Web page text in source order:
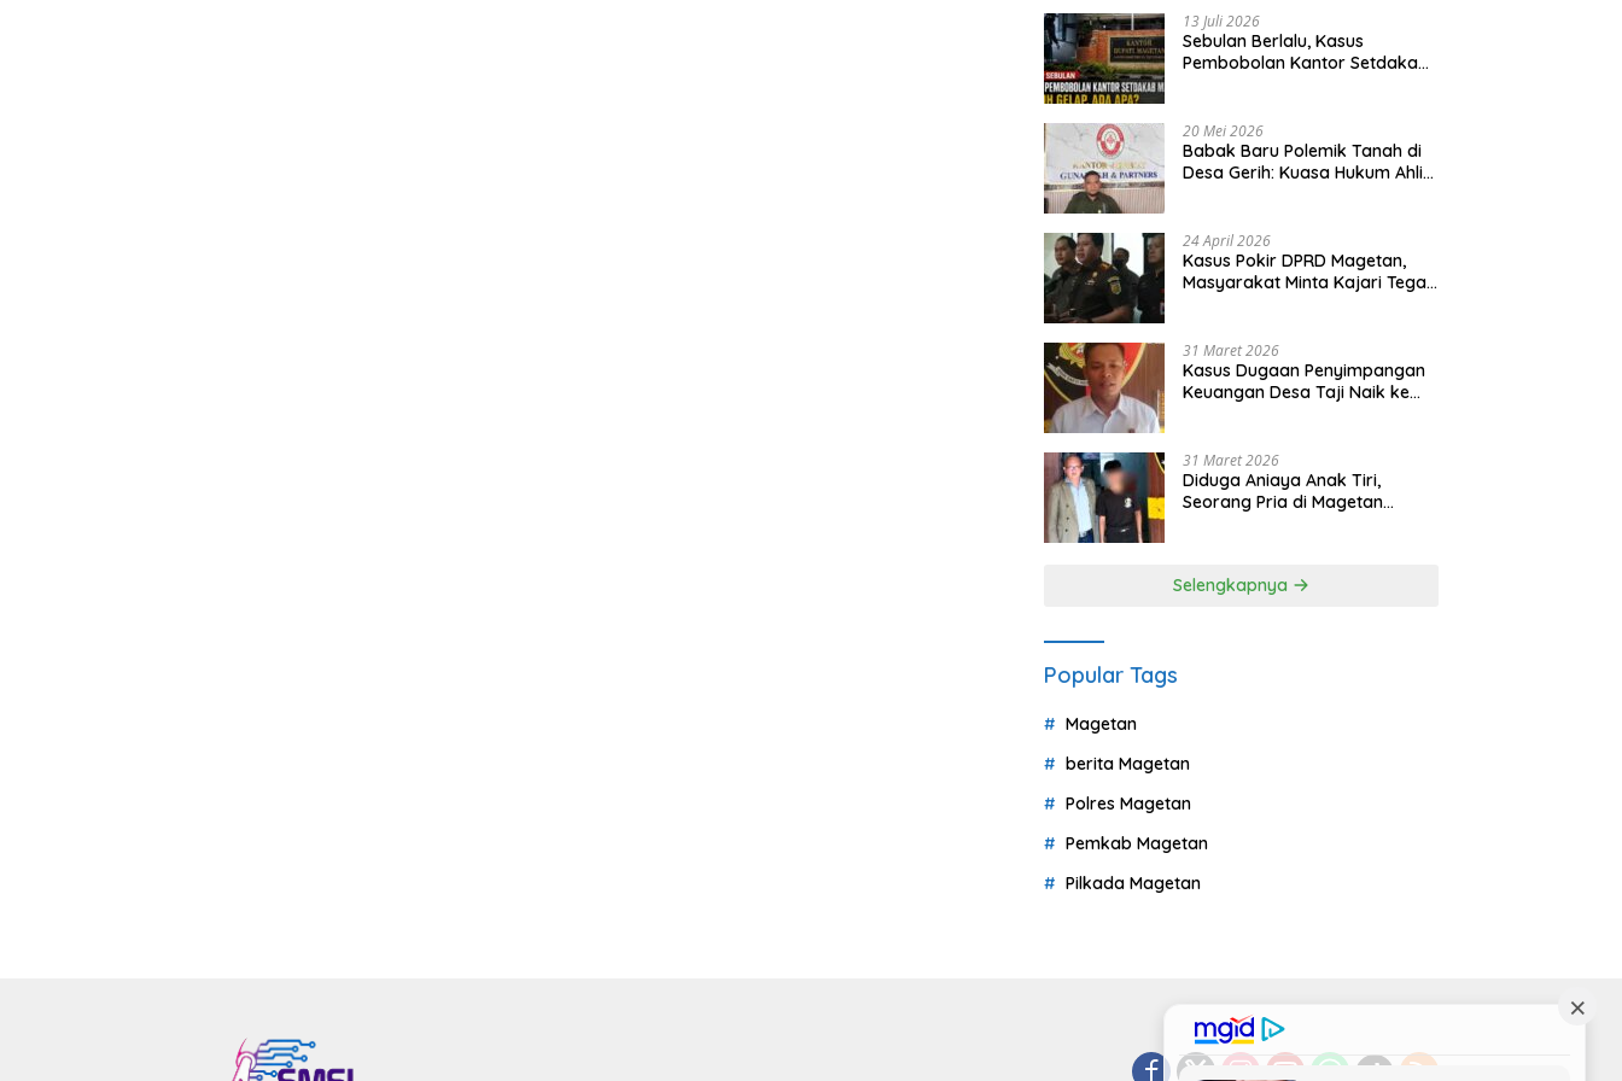
13 Juli 2026
Sebulan Berlalu, Kasus
Pembobolan Kantor Setdakab
20 Mei 2026
Babak Baru Polemik Tanah di
Desa Gerih: Kuasa Hukum Ahli
24 April 2026
Kasus Pokir DPRD Magetan,
Masyarakat Minta Kajari Tegak
31 Maret 2026
Kasus Dugaan Penyimpangan
Keuangan Desa Taji Naik ke
31 Maret 2026
Diduga Aniaya Anak Tiri,
Seorang Pria di Magetan
Selengkapnya
Popular Tags
Magetan
berita Magetan
Polres Magetan
Pemkab Magetan
Pilkada Magetan